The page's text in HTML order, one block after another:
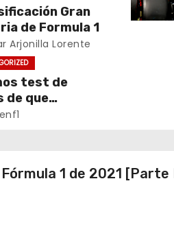
Gran
de Formula 1
Arjonilla Lorente
test de
de que
temporada
1 de 2021